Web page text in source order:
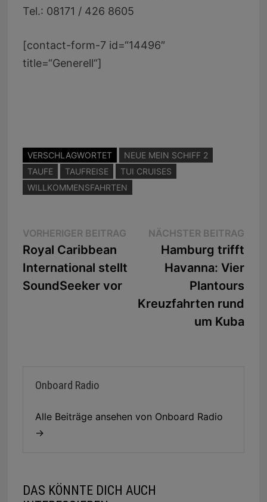
Tel.: 08171 / 426 8605
[contact-form-7 id=“14496″
title=“Generell“]
VERSCHLAGWORTET
NEUE MEIN SCHIFF 2
TAUFE
TAUFREISE
TUI CRUISES
WILLKOMMENSFAHRTEN
Beitragsnavigation
VORHERIGER BEITRAGVorheriger
Beitrag:
Royal Caribbean
International stellt
SoundSeeker vor
NÄCHSTER BEITRAG
Hamburg trifft
Havanna: Vier
Plantours
Kreuzfahrten rund
um Kuba
Onboard Radio
Alle Beiträge ansehen von Onboard Radio
→
DAS KÖNNTE DICH AUCH